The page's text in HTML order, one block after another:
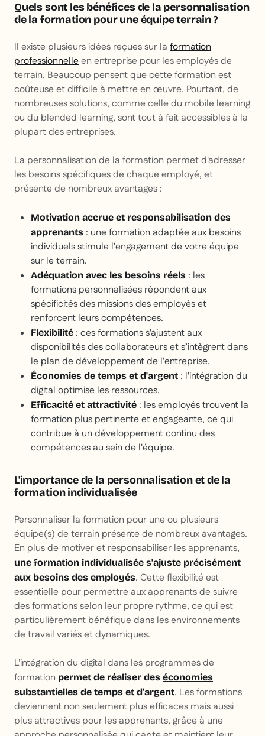
Quels sont les bénéfices de la personnalisation
de la formation pour une équipe terrain ?
Il existe plusieurs idées reçues sur la formation
professionnelleen entreprise pour les employés de
terrain. Beaucoup pensent que cette formation est
coûteuse et difficile à mettre en œuvre. Pourtant, de
nombreuses solutions, comme celle du mobile learning
ou du blended learning, sont tout à fait accessibles à la
plupart des entreprises.
La personnalisation de la formation permet d'adresser
les besoins spécifiques de chaque employé, et
présente de nombreux avantages :
Motivation accrue et responsabilisation des
apprenants : une formation adaptée aux besoins
individuels stimule l'engagement de votre équipe
sur le terrain.
Adéquation avec les besoins réels : les
formations personnalisées répondent aux
spécificités des missions des employés et
renforcent leurs compétences.
Flexibilité : ces formations s'ajustent aux
disponibilités des collaborateurs et s’intègrent dans
le plan de développement de l'entreprise.
Économies de temps et d'argent : l'intégration du
digital optimise les ressources.
Efficacité et attractivité : les employés trouvent la
formation plus pertinente et engageante, ce qui
contribue à un développement continu des
compétences au sein de l'équipe.
L'importance de la personnalisation et de la
formation individualisée
Personnaliser la formation pour une ou plusieurs
équipe(s) de terrain présente de nombreux avantages.
En plus de motiver et responsabiliser les apprenants,
une formation individualisée s'ajuste précisément
aux besoins des employés. Cette flexibilité est
essentielle pour permettre aux apprenants de suivre
des formations selon leur propre rythme, ce qui est
particulièrement bénéfique dans les environnements
de travail variés et dynamiques.
L'intégration du digital dans les programmes de
formation permet de réaliser des économies
substantielles de temps et d'argent. Les formations
deviennent non seulement plus efficaces mais aussi
plus attractives pour les apprenants, grâce à une